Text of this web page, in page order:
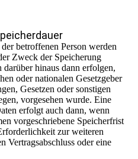
betroffenen Person werden
Zweck der Speicherung
hinaus dann erfolgen,
oder nationalen Gesetzgeber
Gesetzen oder sonstigen
vorgesehen wurde. Eine
erfolgt auch dann, wenn
vorgeschriebene Speicherfrist
zur weiteren
Vertragsabschluss oder eine